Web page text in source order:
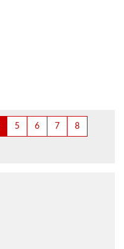
5 6 7 8